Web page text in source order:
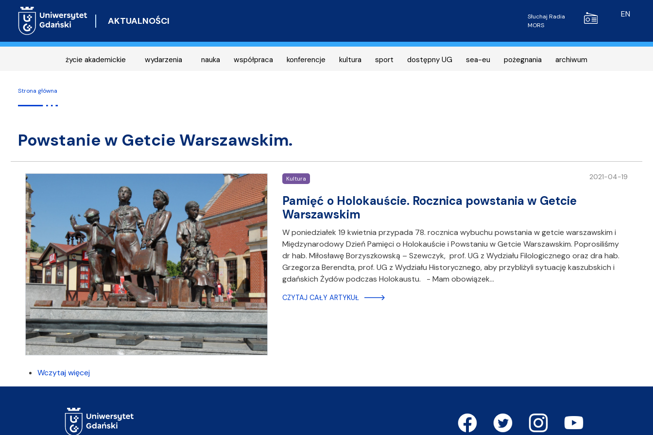
AKTUALNOŚCI Radio MORS
Słuchaj Radia
MORS
EN
życie akademickie wydarzenia nauka współpraca konferencje kultura sport dostępny UG sea-eu pożegnania archiwum
Strona główna
Powstanie w Getcie Warszawskim.
Kultura 2021-04-19
Pamięć o Holokauście. Rocznica powstania w Getcie
Warszawskim
W poniedziałek 19 kwietnia przypada 78. rocznica wybuchu powstania w getcie warszawskim i
Międzynarodowy Dzień Pamięci o Holokauście i Powstaniu w Getcie Warszawskim. Poprosiliśmy
dr hab. Miłosławę Borzyszkowską – Szewczyk, prof. UG z Wydziału Filologicznego oraz dra hab.
Grzegorza Berendta, prof. UG z Wydziału Historycznego, aby przybliżyli sytuację kaszubskich i
gdańskich Żydów podczas Holokaustu. - Mam obowiązek…
CZYTAJ CAŁY ARTYKUŁ
Wczytaj więcej